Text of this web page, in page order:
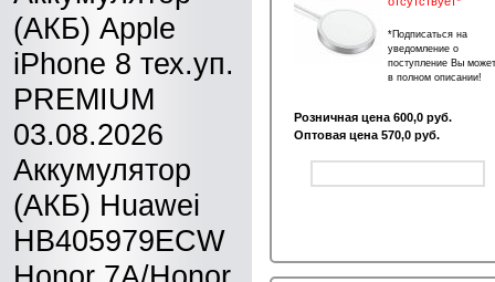
(АКБ) Apple
iPhone 8 тех.уп.
PREMIUM
03.08.2026
Аккумулятор
(АКБ) Huawei
HB405979ECW
*Подписаться на
уведомление о
поступление Вы
в полном описании!
Розничная цена 600,0 руб.
Оптовая цена 570,0 руб.